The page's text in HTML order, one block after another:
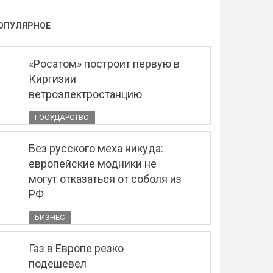
«Росатом» построит первую в
Киргизии
ветроэлектростанцию
ГОСУДАРСТВО
Без русского меха никуда:
европейские модники не
могут отказаться от соболя из
РФ
БИЗНЕС
Газ в Европе резко
подешевел